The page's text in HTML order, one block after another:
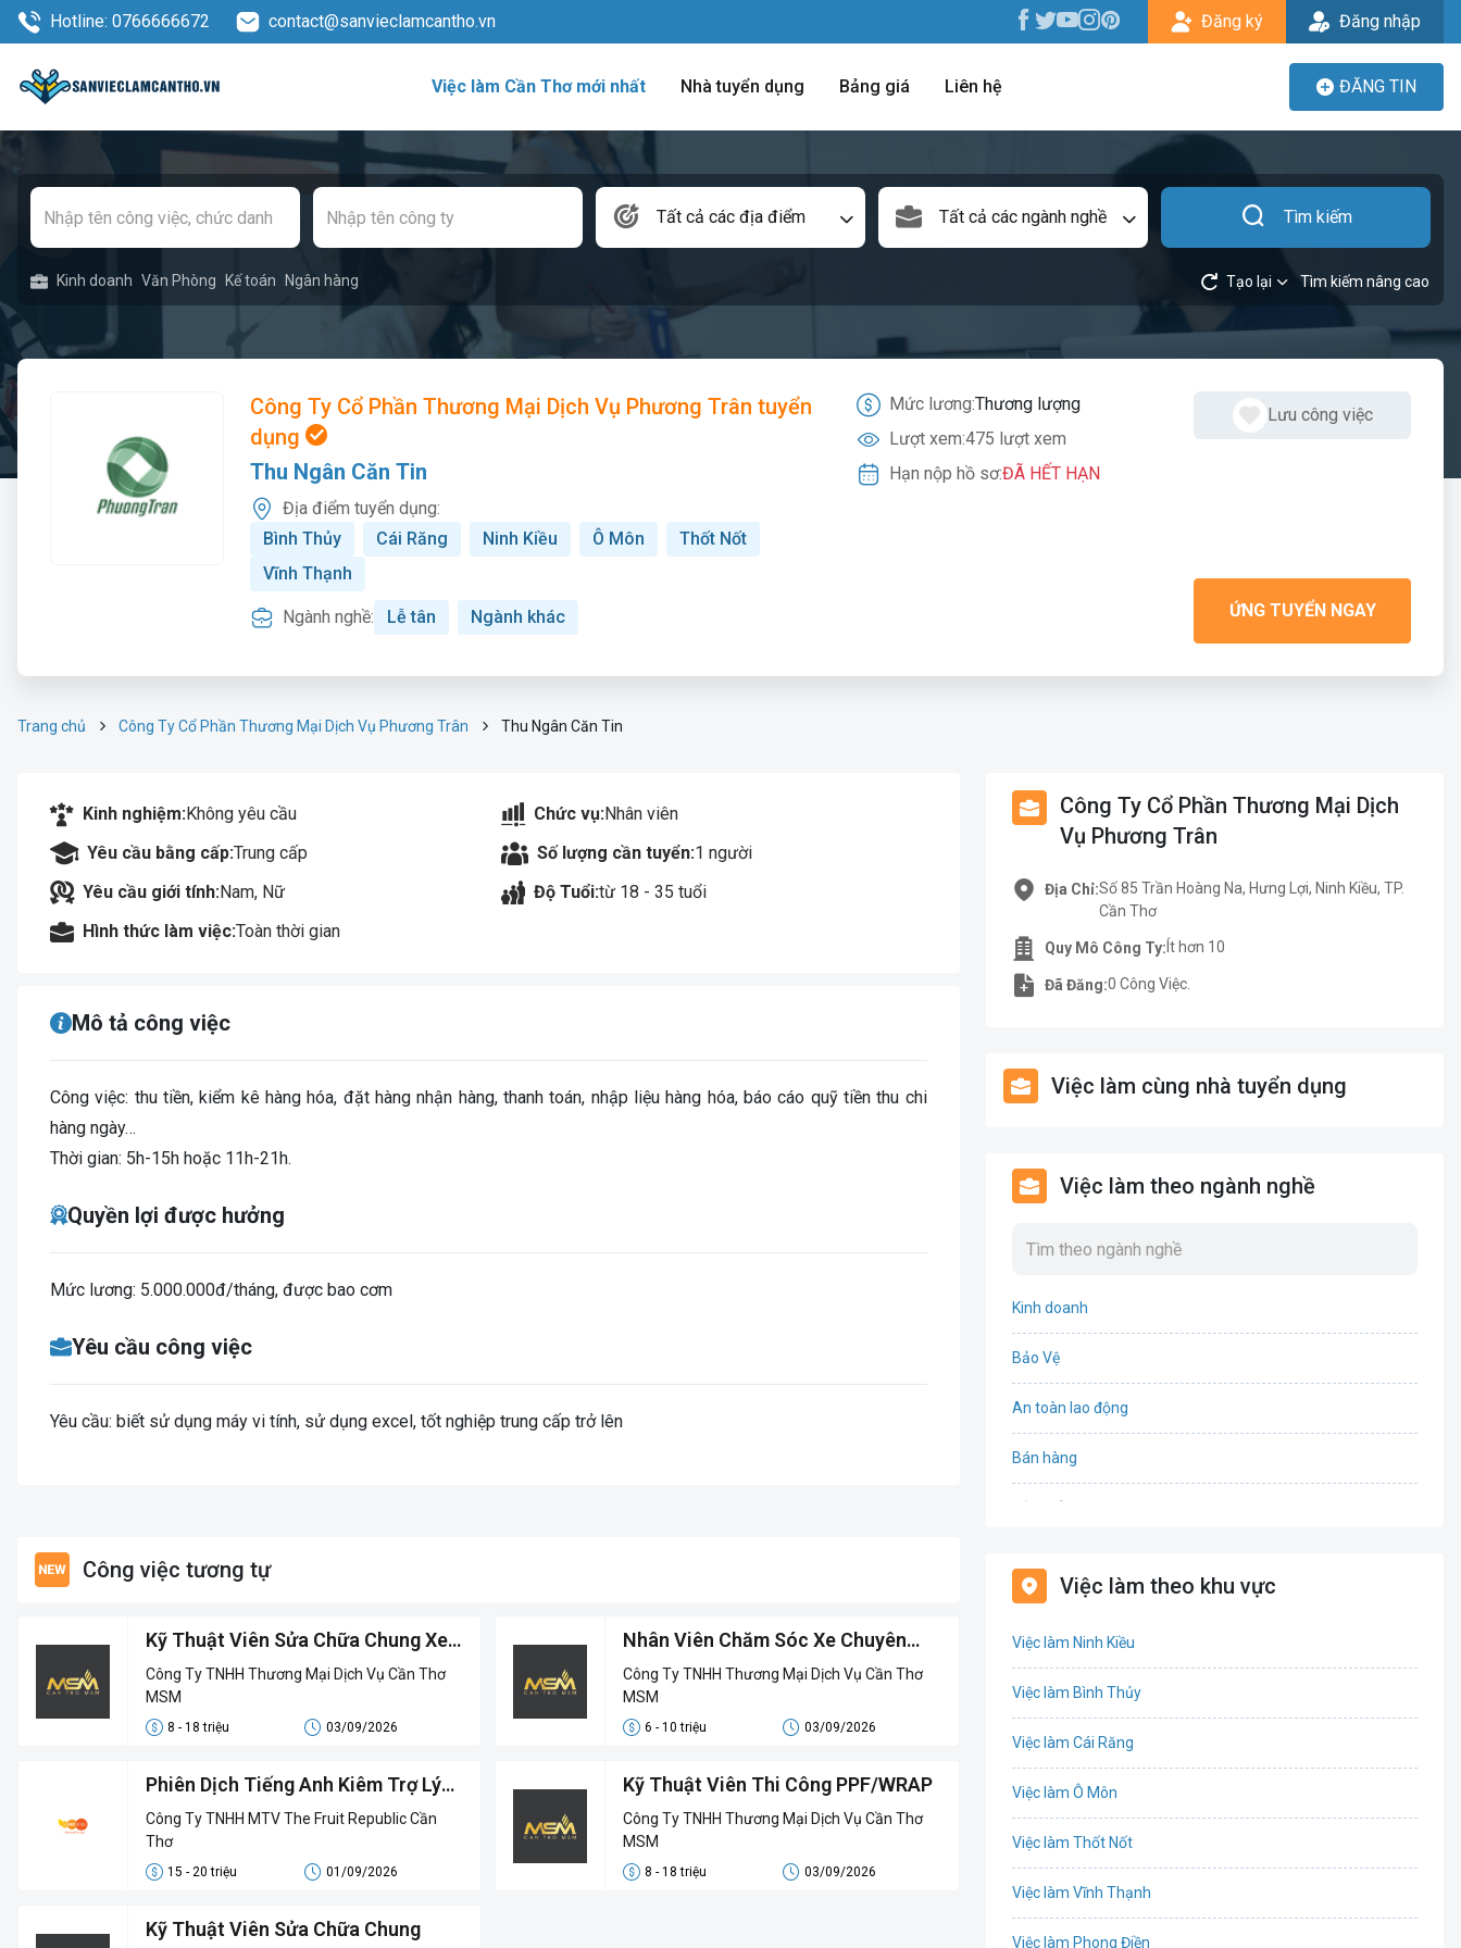
Hotline: 0766666672 contact@sanvieclamcantho.vn Đăng ký Đăng nhập
Việc làm Cần Thơ mới nhất Nhà tuyển dụng Bảng giá Liên hệ ĐĂNG TIN
Tất cả các địa điểm Tất cả các ngành nghề Tìm kiếm
Kinh doanh Văn Phòng Kế toán Ngân hàng Tạo lại Tìm kiếm nâng cao
Công Ty Cổ Phần Thương Mại Dịch Vụ Phương Trân tuyển
dụng
Thu Ngân Căn Tin
Địa điểm tuyển dụng:
Bình Thủy
Cái Răng Ninh Kiều Ô Môn
Thốt Nốt
Vĩnh Thạnh
Ngành nghề: Lễ tân Ngành khác
Mức lương:Thương lượng
Lượt xem:475 lượt xem
Hạn nộp hồ sơ:ĐÃ HẾT HẠN
Lưu công việc
ỨNG TUYỂN NGAY
Trang chủ Công Ty Cổ Phần Thương Mại Dịch Vụ Phương Trân Thu Ngân Căn Tin
Kinh nghiệm:Không yêu cầu Chức vụ:Nhân viên
Yêu cầu bằng cấp:Trung cấp Số lượng cần tuyển:1 người
Yêu cầu giới tính:Nam, Nữ Độ Tuổi:từ 18 - 35 tuổi
Hình thức làm việc:Toàn thời gian
Mô tả công việc
Công việc: thu tiền, kiểm kê hàng hóa, đặt hàng nhận hàng, thanh toán, nhập liệu hàng hóa, báo cáo quỹ tiền thu chi
hàng ngày…
Thời gian: 5h-15h hoặc 11h-21h.
Quyền lợi được hưởng
Mức lương: 5.000.000đ/tháng, được bao cơm
Yêu cầu công việc
Yêu cầu: biết sử dụng máy vi tính, sử dụng excel, tốt nghiệp trung cấp trở lên
Công việc tương tự
Kỹ Thuật Viên Sửa Chữa Chung Xe
Cao Cấp
Công Ty TNHH Thương Mại Dịch Vụ Cần Thơ
MSM
8 - 18 triệu 03/09/2026
Nhân Viên Chăm Sóc Xe Chuyên
Nghiệp
Công Ty TNHH Thương Mại Dịch Vụ Cần Thơ
MSM
6 - 10 triệu 03/09/2026
Phiên Dịch Tiếng Anh Kiêm Trợ Lý
Kỹ Thuật Vườn Ươm
Công Ty TNHH MTV The Fruit Republic Cần
Thơ
15 - 20 triệu 01/09/2026
Kỹ Thuật Viên Thi Công PPF/WRAP
Công Ty TNHH Thương Mại Dịch Vụ Cần Thơ
MSM
8 - 18 triệu 03/09/2026
Kỹ Thuật Viên Sửa Chữa Chung
Công Ty Cổ Phần Thương Mại Dịch
Vụ Phương Trân
Địa Chỉ:Số 85 Trần Hoàng Na, Hưng Lợi, Ninh Kiều, TP.
Cần Thơ
Quy Mô Công Ty: Ít hơn 10
Đã Đăng:0 Công Việc.
Việc làm cùng nhà tuyển dụng
Việc làm theo ngành nghề
Kinh doanh
Bảo Vệ
An toàn lao động
Bán hàng
Biên phiên dịch
Việc làm theo khu vực
Việc làm Ninh Kiều
Việc làm Bình Thủy
Việc làm Cái Răng
Việc làm Ô Môn
Việc làm Thốt Nốt
Việc làm Vĩnh Thạnh
Việc làm Phong Điền